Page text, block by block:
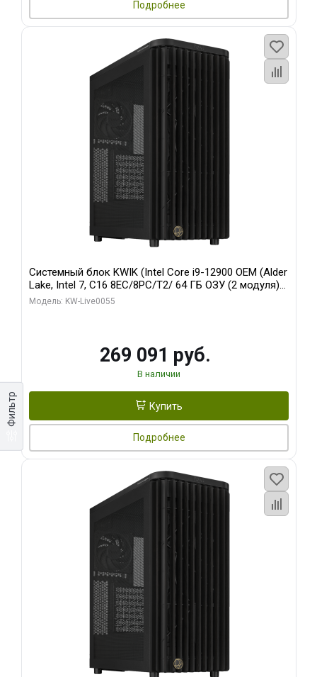
Фильтр
Подробнее
Системный блок KWIK (Intel Core i9-12900 OEM (Alder
Lake, Intel 7, C16 8EC/8PC/T2/ 64 ГБ ОЗУ (2 модуля)/
MSI RTX5080 SHADOW 3X OC 16GB GDDR7 256bit 3xDP
Модель: KW-Live0055
269 091 руб.
В наличии
Купить
Подробнее